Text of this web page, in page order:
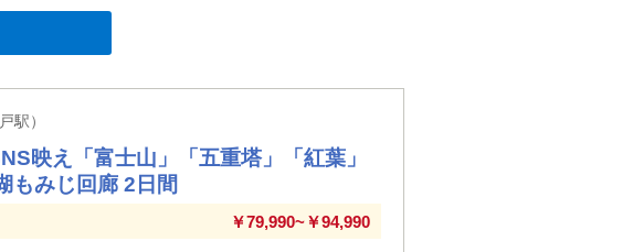
駅）
映え「富士山」「五重塔」「紅葉」
もみじ回廊 2日間
￥79,990~￥94,990